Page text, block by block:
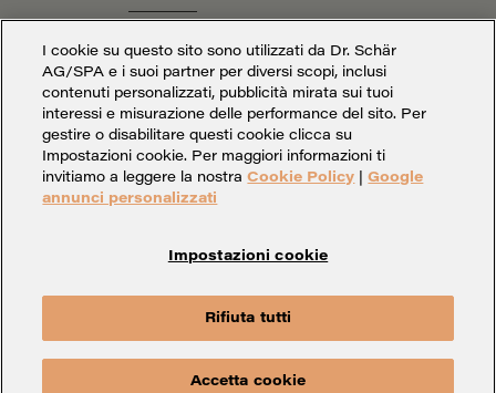
Dati societari
Whistleblowing
Contatto
I cookie su questo sito sono utilizzati da Dr. Schär
AG/SPA e i suoi partner per diversi scopi, inclusi
contenuti personalizzati, pubblicità mirata sui tuoi
interessi e misurazione delle performance del sito. Per
gestire o disabilitare questi cookie clicca su
Impostazioni cookie. Per maggiori informazioni ti
invitiamo a leggere la nostraCookie Policy |Google
annunci personalizzati
Impostazioni cookie
Rifiuta tutti
Accetta cookie